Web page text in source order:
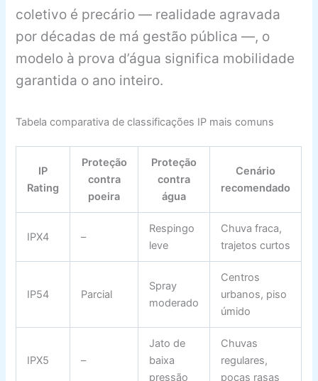
coletivo é precário — realidade agravada
por décadas de má gestão pública —, o
modelo à prova d’água significa mobilidade
garantida o ano inteiro.
Tabela comparativa de classificações IP mais comuns
IP
Rating
Proteção
contra
poeira
Proteção
contra
água
Cenário
recomendado
IPX4 –
Respingo
leve
Chuva fraca,
trajetos curtos
IP54 Parcial
Spray
moderado
Centros
urbanos, piso
úmido
IPX5 –
Jato de
baixa
pressão
Chuvas
regulares,
poças rasas